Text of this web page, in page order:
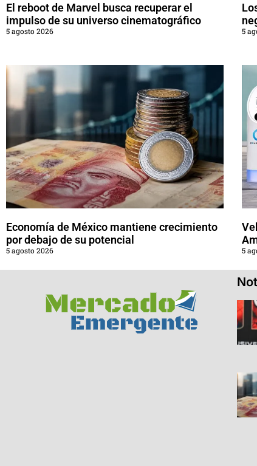
El reboot de Marvel busca recuperar el
impulso de su universo cinematográfico
5 agosto 2026 5
Economía de México mantiene crecimiento
por debajo de su potencial
5 agosto 2026 5